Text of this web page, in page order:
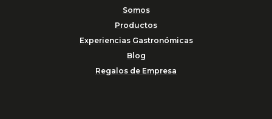
Somos
Productos
Experiencias Gastronómicas
Blog
Regalos de Empresa